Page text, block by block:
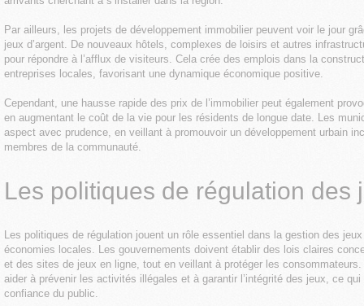
Par ailleurs, les projets de développement immobilier peuvent voir le jour
jeux d’argent. De nouveaux hôtels, complexes de loisirs et autres
pour répondre à l’afflux de visiteurs. Cela crée des emplois dans la
entreprises locales, favorisant une dynamique économique positive.
Cependant, une hausse rapide des prix de l’immobilier peut également
en augmentant le coût de la vie pour les résidents de longue date. Les
aspect avec prudence, en veillant à promouvoir un développement urbain
membres de la communauté.
Les politiques de régulation des
Les politiques de régulation jouent un rôle essentiel dans la gestion des
économies locales. Les gouvernements doivent établir des lois claires
et des sites de jeux en ligne, tout en veillant à protéger les
aider à prévenir les activités illégales et à garantir l’intégrité des jeux, ce
confiance du public.